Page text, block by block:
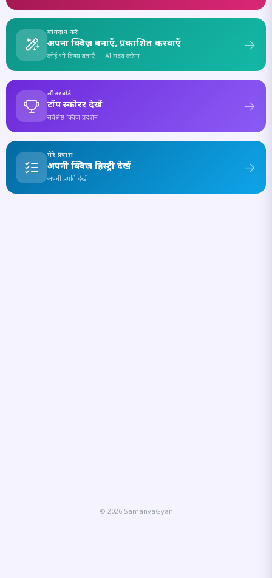
योगदान करें
अपना क्विज़ बनाएँ, प्रकाशित करवाएँ
कोई भी विषय बताएँ — AI मदद करेगा
लीडरबोर्ड
टॉप स्कोरर देखें
सर्वश्रेष्ठ क्विज़ प्रदर्शन
मेरे प्रयास
अपनी क्विज़ हिस्ट्री देखें
अपनी प्रगति देखें
© 2026 SamanyaGyan